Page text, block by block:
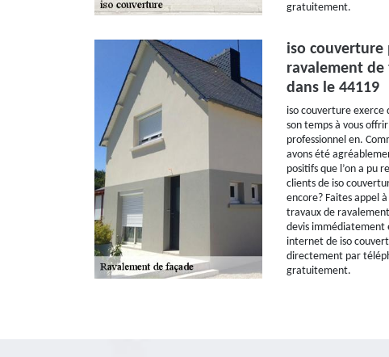
gratuitement.
iso couverture
ravalement de
dans le 44119
iso couverture exerce
son temps à vous
professionnel en.
avons été
positifs que l’on a pu
clients de iso
encore? Faites appel
travaux de
devis immédiatement
internet de iso
directement par
gratuitement.